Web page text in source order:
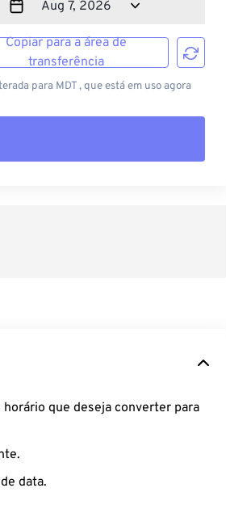
Copiar para a área de
transferência
para MDT , que está em uso agora
horário que deseja converter para
data.